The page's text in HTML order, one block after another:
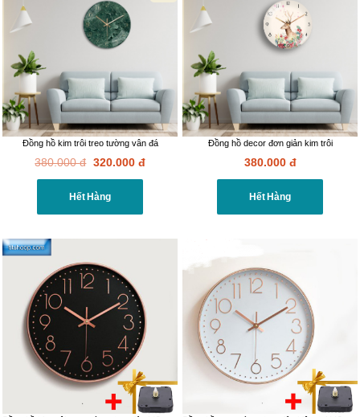
Đồng hồ kim trôi treo tường vân đá
380.000đ 320.000 đ
Hết Hàng
Đồng hồ decor đơn giản kim trôi
380.000 đ
Hết Hàng